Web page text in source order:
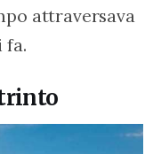
attraversava
fa.